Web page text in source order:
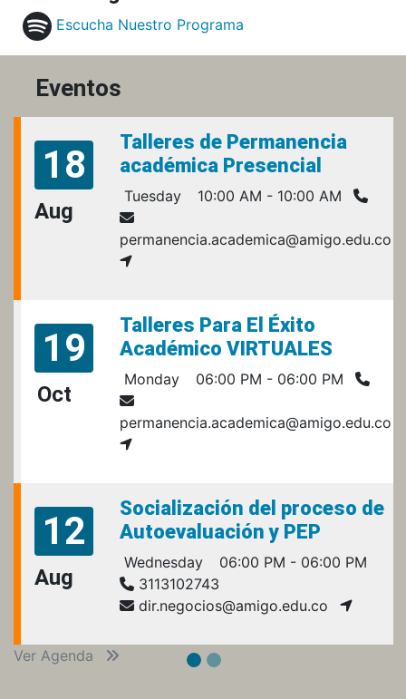
Escucha Nuestro Programa
Eventos
18
Aug
Talleres de Permanencia
académica Presencial
Tuesday 10:00 AM - 10:00 AM
permanencia.academica@amigo.edu.co
19
Oct
Talleres Para El Éxito
Académico VIRTUALES
Monday 06:00 PM - 06:00 PM
permanencia.academica@amigo.edu.co
12
Aug
Socialización del proceso de
Autoevaluación y PEP
Wednesday
06:00 PM - 06:00 PM
3113102743
dir.negocios@amigo.edu.co
Ver Agenda